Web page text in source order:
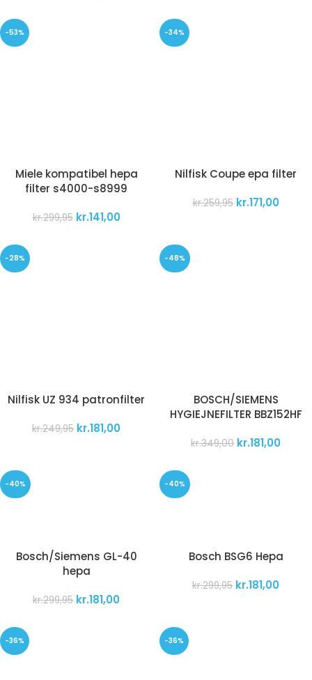
-53%
Miele kompatibel hepa
filter s4000-s8999
kr.299,95 kr.141,00
-34%
Nilfisk Coupe epa filter
kr.259,95 kr.171,00
-28%
Nilfisk UZ 934 patronfilter
kr.249,95 kr.181,00
-48%
BOSCH/SIEMENS
HYGIEJNEFILTER BBZ152HF
kr.349,00 kr.181,00
-40%
Bosch/Siemens GL-40
hepa
kr.299,95 kr.181,00
-40%
Bosch BSG6 Hepa
kr.299,95 kr.181,00
-36% -36%